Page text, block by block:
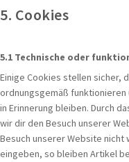
5. Cookies
5.1 Technische oder
Einige Cookies stellen sicher,
ordnungsgemäß
in Erinnerung bleiben. Durch
wir dir den Besuch unserer
Besuch unserer Website
eingeben, so bleiben Artikel